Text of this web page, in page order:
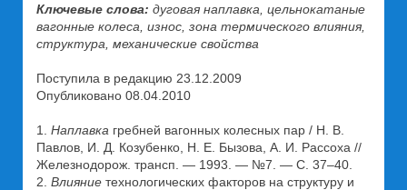
Ключевые слова: дуговая наплавка, цельнокатаные
вагонные колеса, износ, зона термического влияния,
структура, механические свойства
Поступила в редакцию 23.12.2009
Опубликовано 08.04.2010
1. Наплавка гребней вагонных колесных пар / Н. В.
Павлов, И. Д. Козубенко, Н. Е. Бызова, А. И. Рассоха //
Железнодорож. трансп. — 1993. — №7. — С. 37–40.
2. Влияние технологических факторов на структуру и